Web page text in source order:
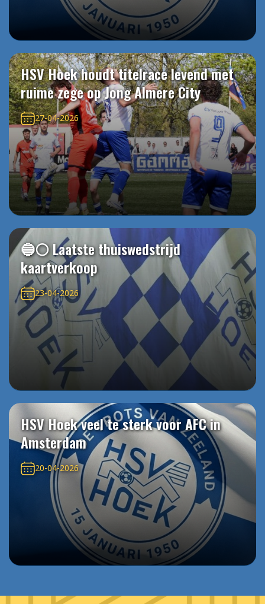
HSV Hoek houdt titelrace levend met
ruime zege op Jong Almere City
27-04-2026
🔵⚪️ Laatste thuiswedstrijd
kaartverkoop
23-04-2026
HSV Hoek veel te sterk voor AFC in
Amsterdam
20-04-2026